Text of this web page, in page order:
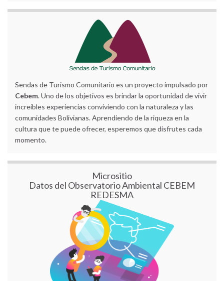
Sendas de Turismo Comunitario es un proyecto impulsado por
Cebem. Uno de los objetivos es brindar la oportunidad de vivir
increíbles experiencias conviviendo con la naturaleza y las
comunidades Bolivianas. Aprendiendo de la riqueza en la
cultura que te puede ofrecer, esperemos que disfrutes cada
momento.
Micrositio
Datos del Observatorio Ambiental CEBEM
REDESMA